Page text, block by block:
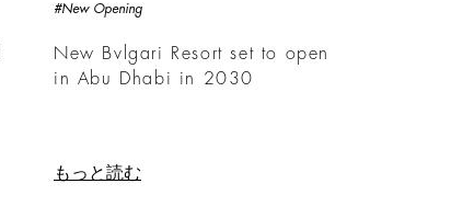
#New Opening
New Bvlgari Resort set to open
in Abu Dhabi in 2030
もっと読む